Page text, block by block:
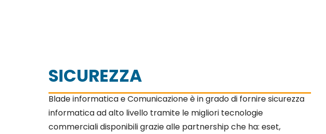
SICUREZZA
Blade informatica e Comunicazione è in grado di fornire sicurezza
informatica ad alto livello tramite le migliori tecnologie
commerciali disponibili grazie alle partnership che ha: eset,